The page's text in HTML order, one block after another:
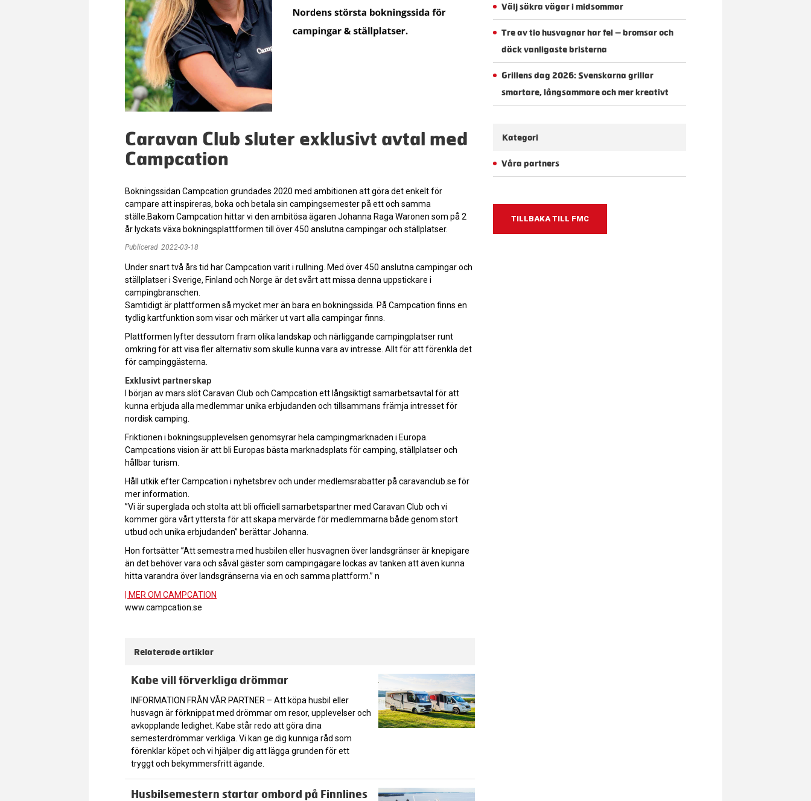
Caravan Club sluter exklusivt avtal med
Campcation
Bokningssidan Campcation grundades 2020 med ambitionen att göra det enkelt för
campare att inspireras, boka och betala sin campingsemester på ett och samma
ställe.Bakom Campcation hittar vi den ambitösa ägaren Johanna Raga Waronen som på 2
år lyckats växa bokningsplattformen till över 450 anslutna campingar och ställplatser.
Publicerad 2022-03-18
Under snart två års tid har Campcation varit i rullning. Med över 450 anslutna campingar och
ställplatser i Sverige, Finland och Norge är det svårt att missa denna uppstickare i
campingbranschen.
Samtidigt är plattformen så mycket mer än bara en bokningssida. På Campcation finns en
tydlig kartfunktion som visar och märker ut vart alla campingar finns.
Plattformen lyfter dessutom fram olika landskap och närliggande campingplatser runt
omkring för att visa fler alternativ som skulle kunna vara av intresse. Allt för att förenkla det
för campinggästerna.
Exklusivt partnerskap
I början av mars slöt Caravan Club och Campcation ett långsiktigt samarbetsavtal för att
kunna erbjuda alla medlemmar unika erbjudanden och tillsammans främja intresset för
nordisk camping.
Friktionen i bokningsupplevelsen genomsyrar hela campingmarknaden i Europa.
Campcations vision är att bli Europas bästa marknadsplats för camping, ställplatser och
hållbar turism.
Håll utkik efter Campcation i nyhetsbrev och under medlemsrabatter på caravanclub.se för
mer information.
”Vi är superglada och stolta att bli officiell samarbetspartner med Caravan Club och vi
kommer göra vårt yttersta för att skapa mervärde för medlemmarna både genom stort
utbud och unika erbjudanden” berättar Johanna.
Hon fortsätter ”Att semestra med husbilen eller husvagnen över landsgränser är knepigare
än det behöver vara och såväl gäster som campingägare lockas av tanken att även kunna
hitta varandra över landsgränserna via en och samma plattform.” n
| MER OM CAMPCATION
www.campcation.se
Välj säkra vägar i midsommar
Tre av tio husvagnar har fel – bromsar och
däck vanligaste bristerna
Grillens dag 2026: Svenskarna grillar
smartare, långsammare och mer kreativt
Kategori
Våra partners
TILLBAKA TILL FMC
Relaterade artiklar
Kabe vill förverkliga drömmar
INFORMATION FRÅN VÅR PARTNER – Att köpa husbil eller
husvagn är förknippat med drömmar om resor, upplevelser och
avkopplande ledighet. Kabe står redo att göra dina
semesterdrömmar verkliga. Vi kan ge dig kunniga råd som
förenklar köpet och vi hjälper dig att lägga grunden för ett
tryggt och bekymmersfritt ägande.
Husbilsemestern startar ombord på Finnlines